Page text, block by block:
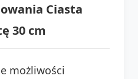
Ciasta
30 cm
możliwości